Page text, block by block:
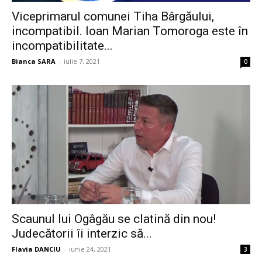
Viceprimarul comunei Tiha Bârgăului,
incompatibil. Ioan Marian Tomoroga este în
incompatibilitate...
Bianca SARA - iulie 7, 2021 0
Scaunul lui Ogâgău se clatină din nou!
Judecătorii îi interzic să...
Flavia DANCIU - iunie 24, 2021 3